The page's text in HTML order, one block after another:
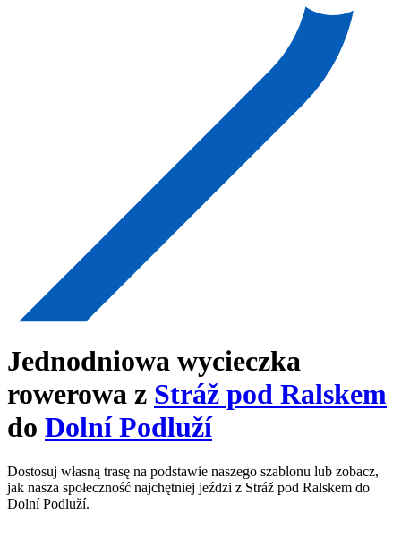
Jednodniowa wycieczka
rowerowa z Stráž pod Ralskem
do Dolní Podluží
Dostosuj własną trasę na podstawie naszego szablonu lub zobacz,
jak nasza społeczność najchętniej jeździ z Stráž pod Ralskem do
Dolní Podluží.